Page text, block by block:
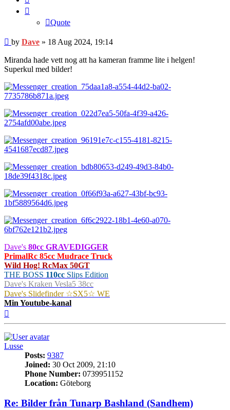
Quote
Post
by Dave » 18 Aug 2024, 19:14
Miranda hade vett nog att ha kameran framme lite i helgen!
Superkul med bilder!
Dave's 80cc GRAVEDIGGER
PrimalRc 85cc Mudrace Truck
Wild Hog! RcMax 50GT
THE BOSS 110cc Slips Edition
Dave's Kraken Vesla5 38cc
Dave's Slidefinder ☆SX5☆ WE
Min Youtube-kanal
Lusse
Posts: 9387
Joined: 30 Oct 2009, 21:10
Phone Number: 0739951152
Location: Göteborg
Re: Bilder från Tunarp Bashland (Sandhem)